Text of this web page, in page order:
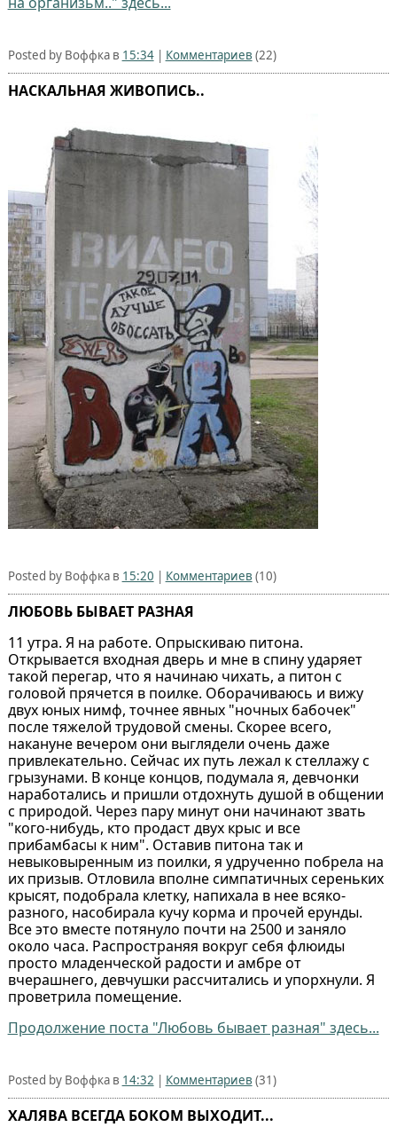
Posted by Воффка в 15:34| Комментариев (22)
НАСКАЛЬНАЯ ЖИВОПИСЬ..
Posted by Воффка в 15:20 | Комментариев (10)
ЛЮБОВЬ БЫВАЕТ РАЗНАЯ
11 утра. Я на работе. Опрыскиваю питона.
Открывается входная дверь и мне в спину ударяет
такой перегар, что я начинаю чихать, а питон с
головой прячется в поилке. Оборачиваюсь и вижу
двух юных нимф, точнее явных "ночных бабочек"
после тяжелой трудовой смены. Скорее всего,
накануне вечером они выглядели очень даже
привлекательно. Сейчас их путь лежал к стеллажу с
грызунами. В конце концов, подумала я, девчонки
наработались и пришли отдохнуть душой в общении
с природой. Через пару минут они начинают звать
"кого-нибудь, кто продаст двух крыс и все
прибамбасы к ним". Оставив питона так и
невыковыренным из поилки, я удрученно побрела на
их призыв. Отловила вполне симпатичных сереньких
крысят, подобрала клетку, напихала в нее всяко-
разного, насобирала кучу корма и прочей ерунды.
Все это вместе потянуло почти на 2500 и заняло
около часа. Распространяя вокруг себя флюиды
просто младенческой радости и амбре от
вчерашнего, девчушки рассчитались и упорхнули. Я
проветрила помещение.
Продолжение поста "Любовь бывает разная" здесь...
Posted by Воффка в 14:32 | Комментариев (31)
ХАЛЯВА ВСЕГДА БОКОМ ВЫХОДИТ...